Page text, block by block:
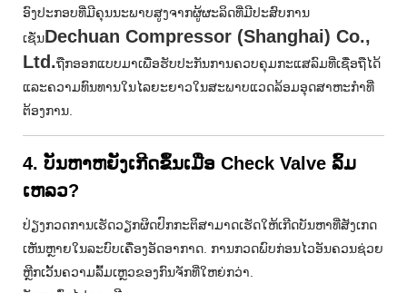
ອົງປະກອບທີ່ມີຄຸນນະພາບສູງຈາກຜູ້ຜະລິດທີ່ມີປະສົບການ
ເຊັ່ນDechuan Compressor (Shanghai) Co.,
Ltd.ຖືກອອກແບບມາເພື່ອຮັບປະກັນການຄວບຄຸມກະແສລົມທີ່ເຊື່ອຖືໄດ້
ແລະຄວາມທົນທານໃນໄລຍະຍາວໃນສະພາບແວດລ້ອມອຸດສາຫະກໍາທີ່
ຕ້ອງການ.
4. ບັນຫາຫຍັງເກີດຂຶ້ນເມື່ອ Check Valve ລົ້ມ
ເຫລວ?
ປ່ຽງກວດການເຮັດວຽກຜິດປົກກະຕິສາມາດເຮັດໃຫ້ເກີດບັນຫາທີ່ສັງເກດ
ເຫັນຫຼາຍໃນລະບົບເຄື່ອງອັດອາກາດ. ການກວດພົບກ່ອນໄວອັນຄວນຊ່ວຍ
ຫຼີກເວັ້ນຄວາມລົ້ມເຫຼວຂອງກົນຈັກທີ່ໃຫຍ່ກວ່າ.